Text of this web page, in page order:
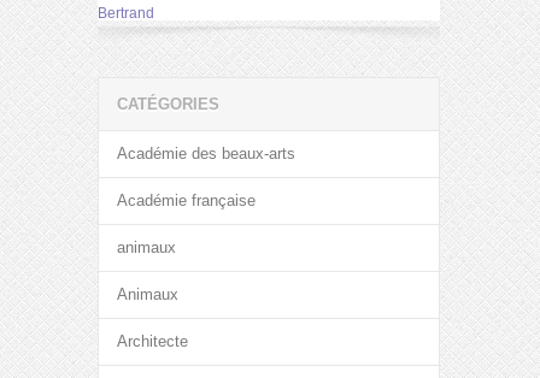
Bertrand
CATÉGORIES
Académie des beaux-arts
Académie française
animaux
Animaux
Architecte